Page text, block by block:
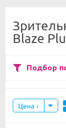
Blaze
Подбор
Цена